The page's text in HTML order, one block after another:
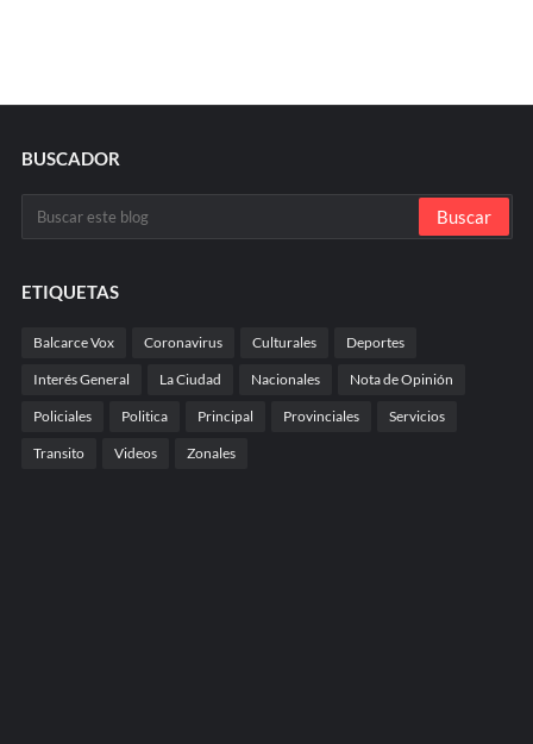
BUSCADOR
ETIQUETAS
Balcarce Vox Coronavirus Culturales Deportes
Interés General La Ciudad Nacionales Nota de Opinión
Policiales Politica Principal Provinciales Servicios
Transito Videos Zonales